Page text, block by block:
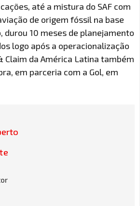
até a mistura do SAF com
de origem fóssil na base
durou 10 meses de planejamento
logo após a operacionalização
Claim da América Latina também
em parceria com a Gol, em